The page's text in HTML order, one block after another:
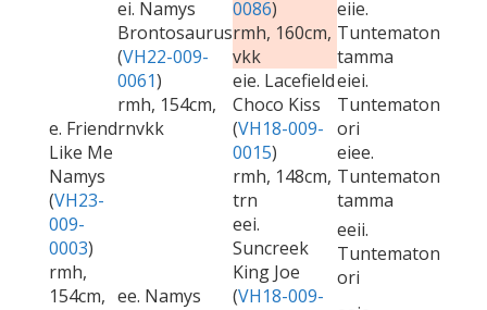
e. Friend
Like Me
Namys
(VH23-
009-
0003)
rmh,
154cm,
ei. Namys
Brontosaurus
(VH22-009-
0061)
rmh, 154cm,
rnvkk
0086)
rmh, 160cm,
vkk
eiie.
Tuntematon
tamma
eie. Lacefield
Choco Kiss
(VH18-009-
0015)
rmh, 148cm,
trn
eiei.
Tuntematon
ori
eiee.
Tuntematon
tamma
ee. Namys
eei.
Suncreek
King Joe
(VH18-009-
eeii.
Tuntematon
ori